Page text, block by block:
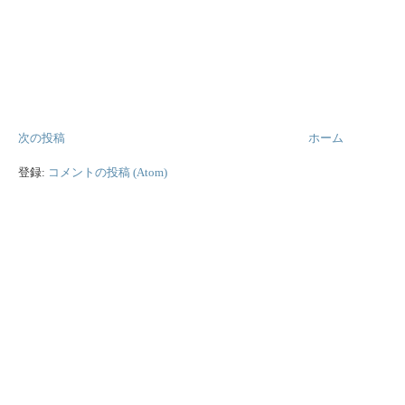
次の投稿 ホーム
登録: コメントの投稿 (Atom)